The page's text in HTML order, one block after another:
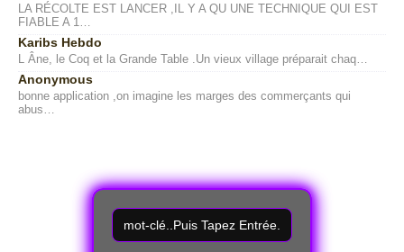
LA RÉCOLTE EST LANCER ,IL Y A QU UNE TECHNIQUE QUI EST
FIABLE A 1…
Karibs Hebdo
L Âne, le Coq et la Grande Table .Un vieux village préparait chaq…
Anonymous
bonne application ,on imagine les marges des commerçants qui
abus…
R
e